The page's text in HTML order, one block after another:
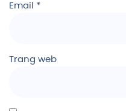
Email *
Trang web